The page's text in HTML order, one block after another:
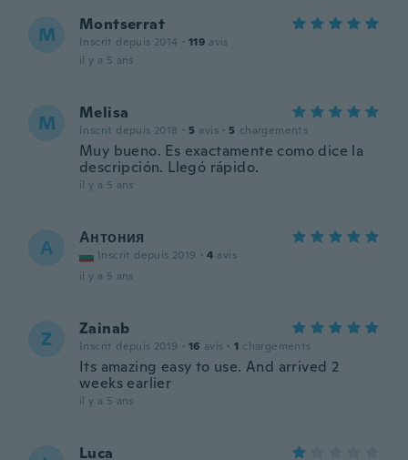
M Montserrat
Inscrit depuis 2014 · 119 avis
il y a 5 ans
M Melisa
Inscrit depuis 2018 · 5 avis · 5 chargements
Muy bueno. Es exactamente como dice la
descripción. Llegó rápido.
il y a 5 ans
А Антония
Inscrit depuis 2019 · 4 avis
il y a 5 ans
Z Zainab
Inscrit depuis 2019 · 16 avis · 1 chargements
Its amazing easy to use. And arrived 2
weeks earlier
il y a 5 ans
Luca